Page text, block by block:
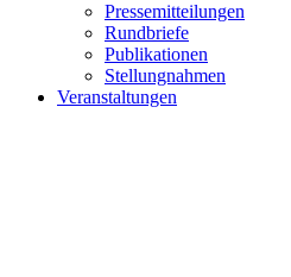
Pressemitteilungen
Rundbriefe
Publikationen
Stellungnahmen
Veranstaltungen